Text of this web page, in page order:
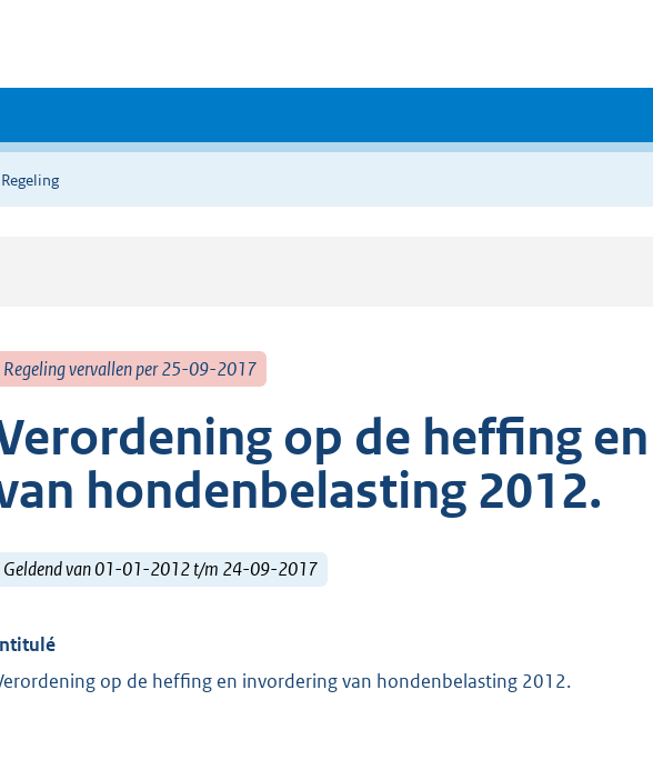
Regeling
Regeling vervallen per 25-09-2017
op de heffing
hondenbelasting 2012.
Geldend van 01-01-2012 t/m 24-09-2017
op de heffing en invordering van hondenbelasting 2012.